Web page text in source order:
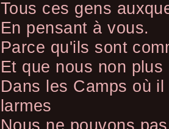
Tous ces gens
En pensant à vous.
Parce qu'ils sont
Et que nous non plus
Dans les Camps où
larmes
Nous ne pouvons